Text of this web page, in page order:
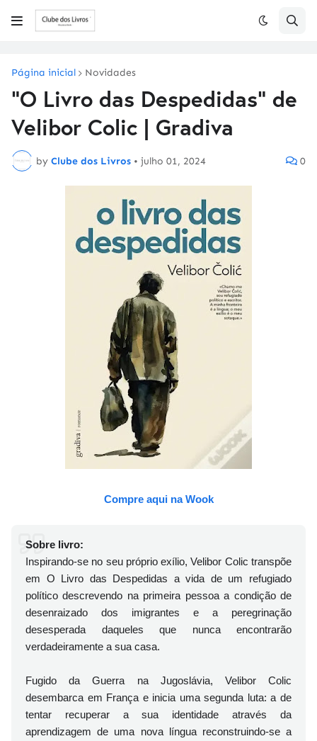
Página inicial Novidades
"O Livro das Despedidas" de
Velibor Colic | Gradiva
by Clube dos Livros • julho 01, 2024 0
Compre aqui na Wook
Sobre livro:
Inspirando-se no seu próprio exílio, Velibor Colic transpõe
em O Livro das Despedidas a vida de um refugiado
político descrevendo na primeira pessoa a condição de
desenraizado dos imigrantes e a peregrinação
desesperada daqueles que nunca encontrarão
verdadeiramente a sua casa.
Fugido da Guerra na Jugoslávia, Velibor Colic
desembarca em França e inicia uma segunda luta: a de
tentar recuperar a sua identidade através da
aprendizagem de uma nova língua reconstruindo-se a